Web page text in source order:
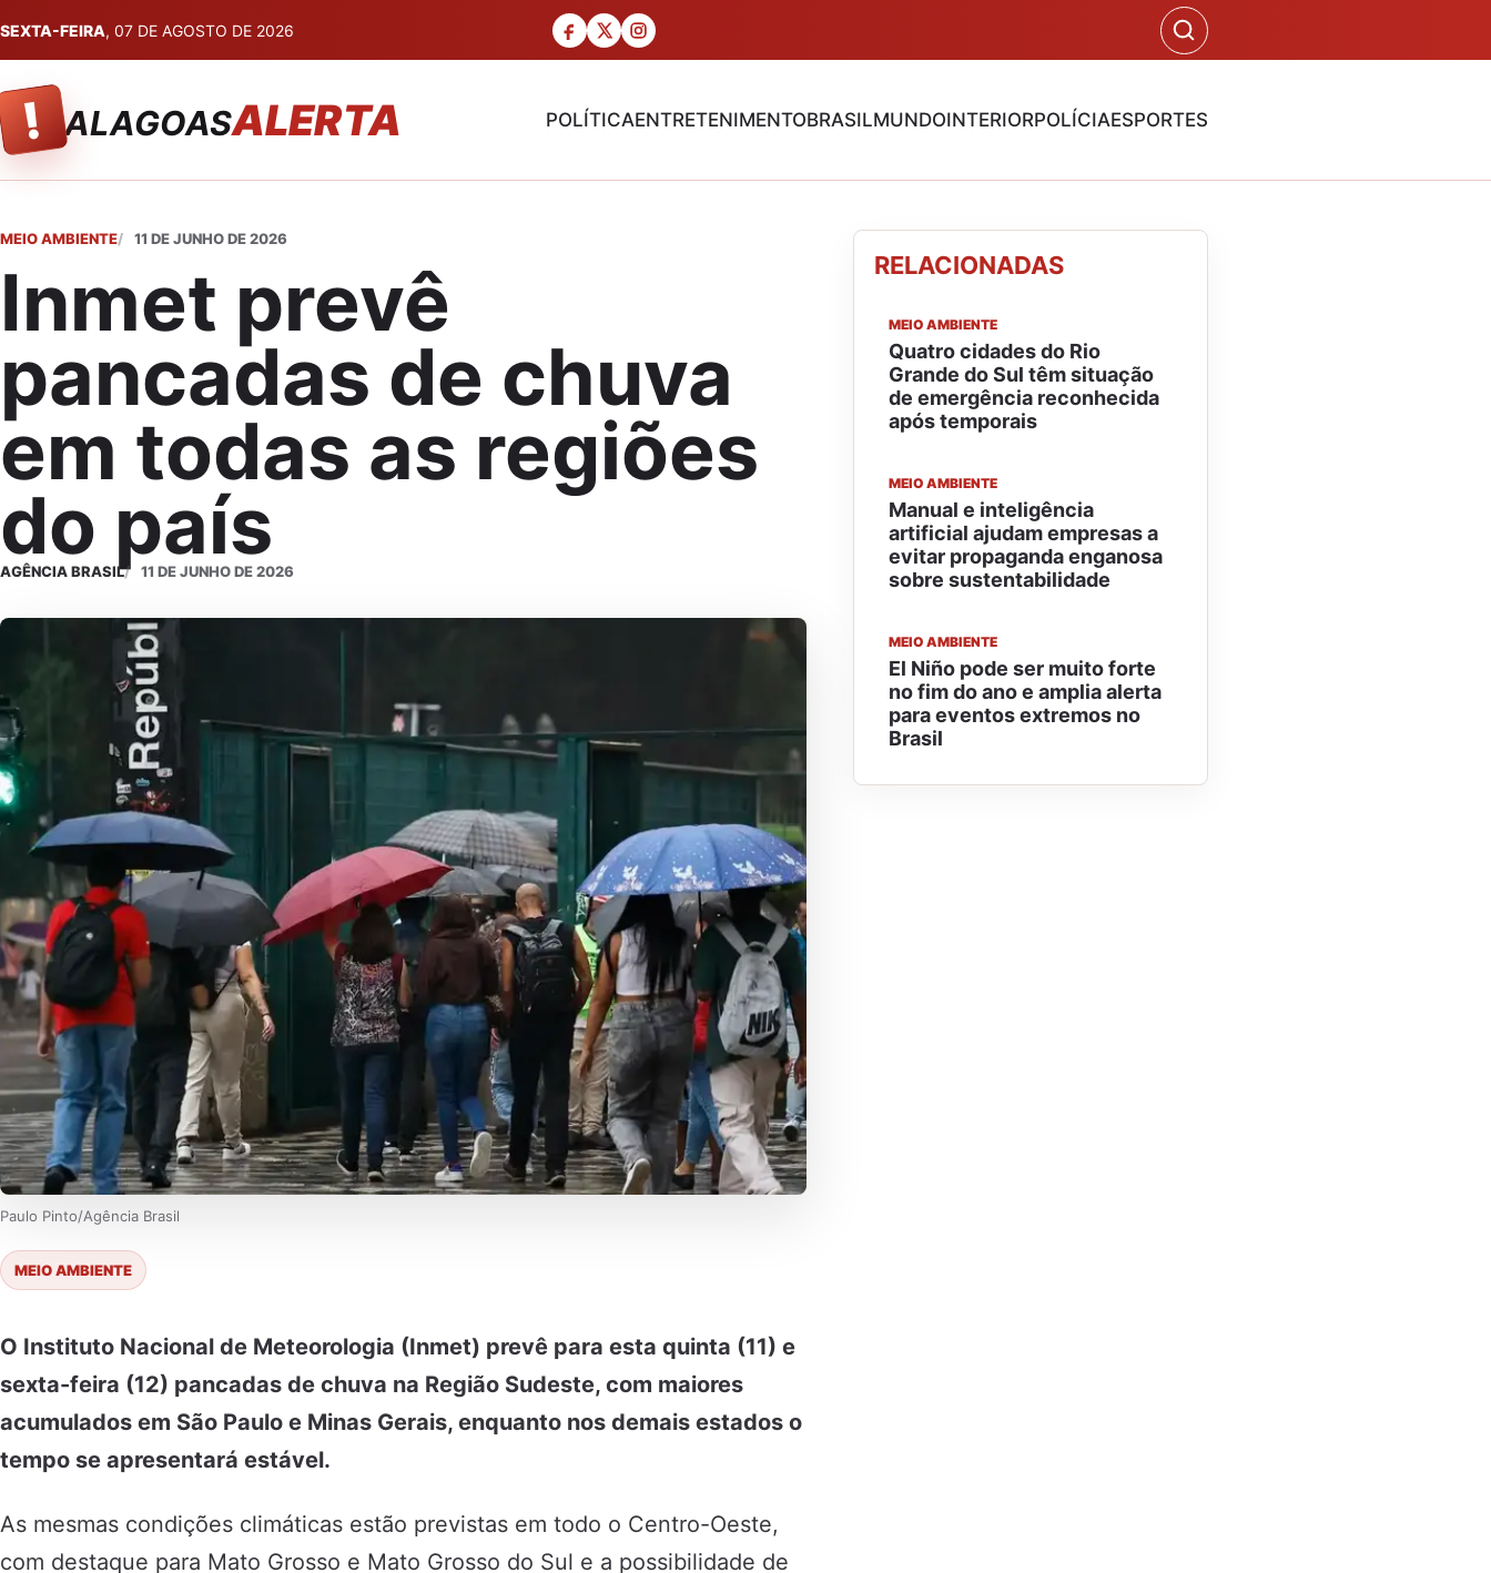
SEXTA-FEIRA, 07 DE AGOSTO DE 2026
! ALAGOASALERTA POLÍTICAENTRETENIMENTOBRASILMUNDOINTERIORPOLÍCIAESPORTES
MEIO AMBIENTE 11 DE JUNHO DE 2026
Inmet prevê
pancadas de chuva
em todas as regiões
do país
AGÊNCIA BRASIL 11 DE JUNHO DE 2026
Paulo Pinto/Agência Brasil
MEIO AMBIENTE
O Instituto Nacional de Meteorologia (Inmet) prevê para esta quinta (11) e
sexta-feira (12) pancadas de chuva na Região Sudeste, com maiores
acumulados em São Paulo e Minas Gerais, enquanto nos demais estados o
tempo se apresentará estável.
As mesmas condições climáticas estão previstas em todo o Centro-Oeste,
com destaque para Mato Grosso e Mato Grosso do Sul e a possibilidade de
RELACIONADAS
MEIO AMBIENTE
Quatro cidades do Rio
Grande do Sul têm situação
de emergência reconhecida
após temporais
MEIO AMBIENTE
Manual e inteligência
artificial ajudam empresas a
evitar propaganda enganosa
sobre sustentabilidade
MEIO AMBIENTE
El Niño pode ser muito forte
no fim do ano e amplia alerta
para eventos extremos no
Brasil